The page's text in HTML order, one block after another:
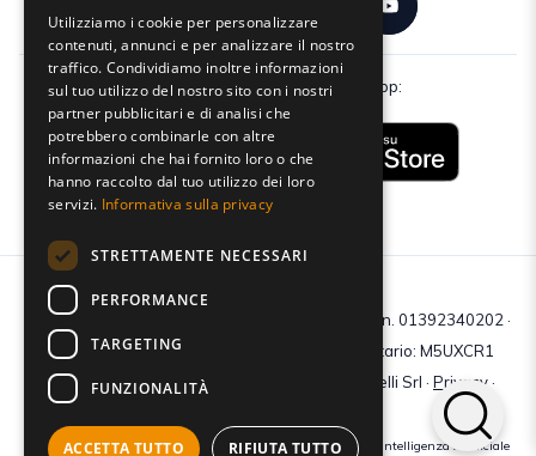
Scarica gratuitamente la nostra app:
C.F e P.IVA: 01392340202 · Reg.Imp. di Mantova: n. 01392340202 ·
Capitale sociale € 210.400 i.v. · Codice destinatario: M5UXCR1
© 2026 Tutti i diritti riservati · Centro Studi Castelli Srl · Privacy·
Crediti immagini: bigstockphoto | generate tramite modelli di Intelligenza Artificiale
Utilizziamo i cookie per personalizzare
contenuti, annunci e per analizzare il nostro
traffico. Condividiamo inoltre informazioni
sul tuo utilizzo del nostro sito con i nostri
partner pubblicitari e di analisi che
potrebbero combinarle con altre
informazioni che hai fornito loro o che
hanno raccolto dal tuo utilizzo dei loro
servizi. Informativa sulla privacy
STRETTAMENTE NECESSARI
PERFORMANCE
TARGETING
FUNZIONALITÀ
ACCETTA TUTTO RIFIUTA TUTTO